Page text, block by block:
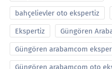
bahçelievler oto ekspertiz
Ekspertiz Güngören
Güngören arabamcom
Güngören arabamcom oto